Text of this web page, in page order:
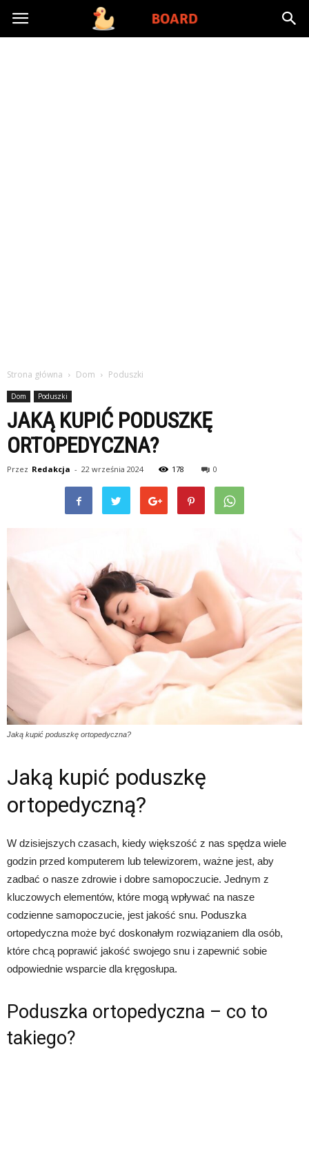
Toysboard.pl
Strona główna Dom Poduszki
Dom Poduszki
JAKĄ KUPIĆ PODUSZKĘ
ORTOPEDYCZNA?
Przez Redakcja - 22 września 2024 178 0
Jaką kupić poduszkę ortopedyczna?
Jaką kupić poduszkę
ortopedyczną?
W dzisiejszych czasach, kiedy większość z nas spędza wiele
godzin przed komputerem lub telewizorem, ważne jest, aby
zadbać o nasze zdrowie i dobre samopoczucie. Jednym z
kluczowych elementów, które mogą wpływać na nasze
codzienne samopoczucie, jest jakość snu. Poduszka
ortopedyczna może być doskonałym rozwiązaniem dla osób,
które chcą poprawić jakość swojego snu i zapewnić sobie
odpowiednie wsparcie dla kręgosłupa.
Poduszka ortopedyczna – co to
takiego?